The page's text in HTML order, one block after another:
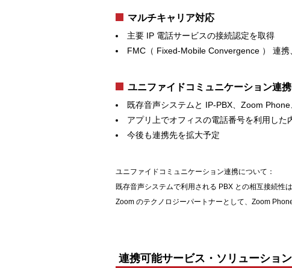
マルチキャリア対応
主要 IP 電話サービスの接続認定を取得
FMC（ Fixed-Mobile Convergence ） 連
ユニファイドコミュニケーション連携
既存音声システムと IP-PBX、Zoom
アプリ上でオフィスの電話番号を利用した
今後も連携先を拡大予定
ユニファイドコミュニケーション連携について：
既存音声システムで利用される PBX との相互接続性
Zoom のテクノロジーパートナーとして、Zoom
連携可能サービス・ソリューション